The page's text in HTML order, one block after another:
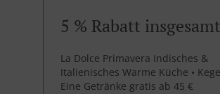
5 % Rabatt insgesamt
La Dolce Primavera Indisches &
Italienisches Warme Küche •
Eine Getränke gratis ab 45 €